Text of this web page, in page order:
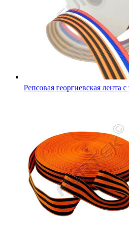
Репсовая георгиевская лента